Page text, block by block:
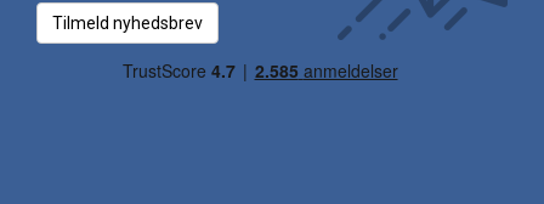
Tilmeld nyhedsbrev